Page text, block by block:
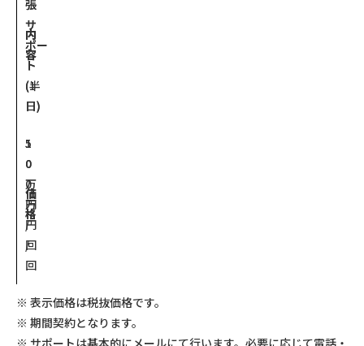
内
容
張
サ
ポー
ト
(半
日)
張
サ
ポー
ト
(1
日)
価
格
5
0
万
円
/
回
1
0
0
万
円
/
回
※ 表示価格は税抜価格です。
※ 期間契約となります。
※ サポートは基本的にメールにて行います。必要に応じて電話・